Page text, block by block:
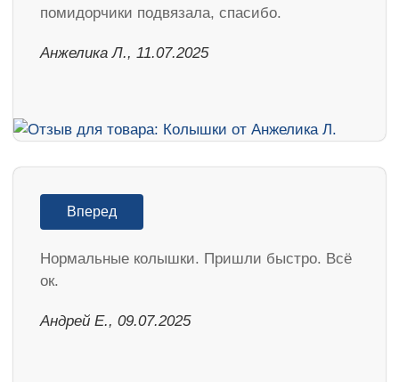
помидорчики подвязала, спасибо.
Анжелика Л., 11.07.2025
Вперед
Нормальные колышки. Пришли быстро. Всё
ок.
Андрей Е., 09.07.2025